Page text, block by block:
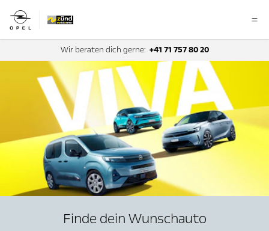
Wir beraten dich gerne: +41 71 757 80 20
Finde dein Wunschauto